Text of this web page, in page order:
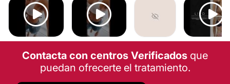
Contacta con centros Verificados que
puedan ofrecerte el tratamiento.